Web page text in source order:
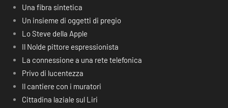
Una fibra sintetica
Un insieme di oggetti di pregio
Lo Steve della Apple
Il Nolde pittore espressionista
La connessione a una rete telefonica
Privo di lucentezza
Il cantiere con i muratori
Cittadina laziale sul Liri